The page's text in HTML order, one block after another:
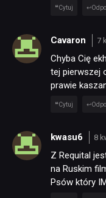
Cytuj
Cavaron 7
Chyba Cię
tej pierwszej
prawie
Cytuj
kwasu6 8
Z Requital
na Ruskim
Psów który